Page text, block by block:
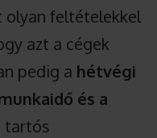
olyan feltételekkel
azt a cégek
pedig a hétvégi
és a
tartós